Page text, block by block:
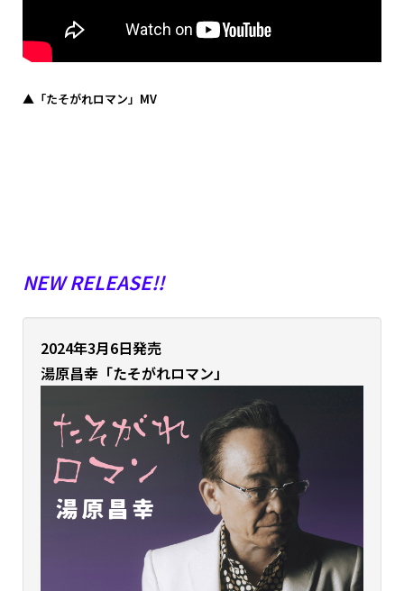
▲「たそがれロマン」MV
NEW RELEASE!!
2024年3月6日発売
湯原昌幸「たそがれロマン」